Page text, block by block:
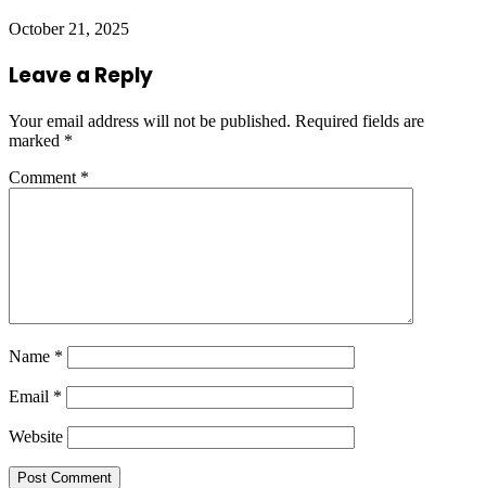
October 21, 2025
Leave a Reply
Your email address will not be published. Required fields are
marked *
Comment *
Name *
Email *
Website